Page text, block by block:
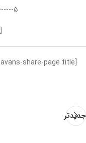
۵-------۴-------۳-------۲-------۱
[avans-post-rate]
[avans-share-page title='با دیگران به اشتراک بگذارید تا امتیاز بگیرید!']
جدیدتر